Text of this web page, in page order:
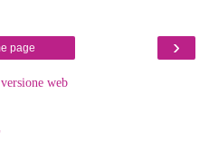
›
page
web